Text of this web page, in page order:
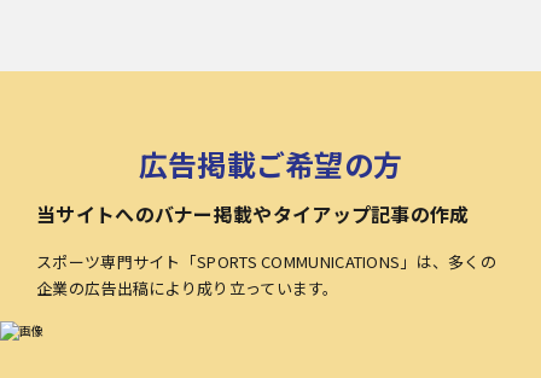
広告掲載ご希望の方
当サイトへのバナー掲載やタイアップ記事の作成
スポーツ専門サイト「SPORTS COMMUNICATIONS」は、多くの
企業の広告出稿により成り立っています。